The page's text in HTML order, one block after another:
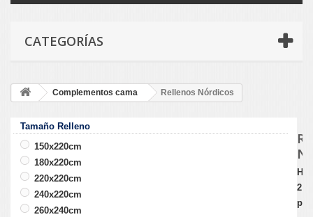
CATEGORÍAS
Complementos cama Rellenos Nórdicos
Tamaño Relleno
150x220cm
180x220cm
220x220cm
240x220cm
260x240cm
Hay
2